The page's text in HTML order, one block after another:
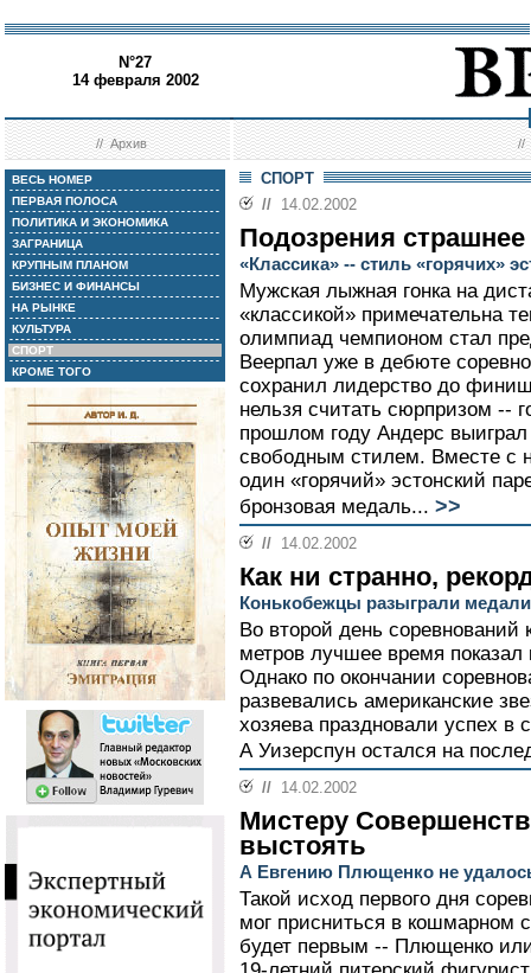
N°27
14 февраля 2002
//Архив //
ВЕСЬ НОМЕР
ПЕРВАЯ ПОЛОСА
ПОЛИТИКА И ЭКОНОМИКА
ЗАГРАНИЦА
КРУПНЫМ ПЛАНОМ
БИЗНЕС И ФИНАНСЫ
НА РЫНКЕ
КУЛЬТУРА
СПОРТ
КРОМЕ ТОГО
СПОРТ
// 14.02.2002
Подозрения страшнее
«Классика» -- стиль «горячих»
Мужская лыжная гонка на
«классикой» примечательна
олимпиад чемпионом стал
Веерпал уже в дебюте
сохранил лидерство до
нельзя считать сюрпризом --
прошлом году Андерс
свободным стилем. Вместе с
один «горячий» эстонский
бронзовая медаль... >>
// 14.02.2002
Как ни странно,
Конькобежцы разыграли
Во второй день соревнований
метров лучшее время
Однако по окончании
развевались американские
хозяева праздновали успех в
А Уизерспун остался на
// 14.02.2002
Мистеру
выстоять
А Евгению Плющенко не
Такой исход первого дня
мог присниться в кошмарном
будет первым -- Плющенко